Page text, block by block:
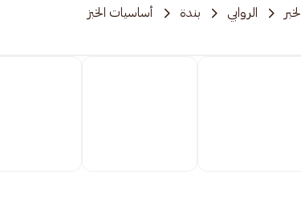
الخبر الروابي بندة أساسيات الخبز